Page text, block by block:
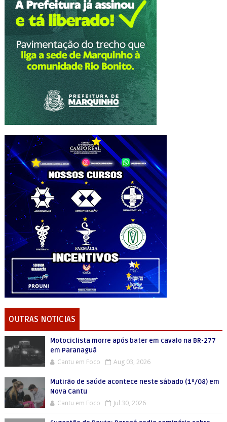
OUTRAS NOTICIAS
Motociclista morre após bater em cavalo na BR-277
em Paranaguá
Cantu em Foco Aug 03, 2026
Mutirão de saúde acontece neste sábado (1º/08) em
Nova Cantu
Cantu em Foco Jul 30, 2026